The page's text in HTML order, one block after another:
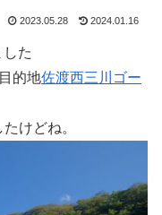
2023.05.28 2024.01.16
た
的地佐渡西三川ゴー
けどね。